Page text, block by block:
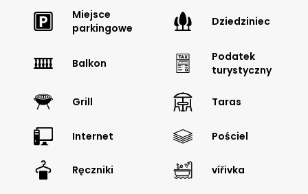
Miejsce
parkingowe
Dziedziniec
Balkon
Podatek
turystyczny
Grill Taras
Internet Pościel
Ręczniki vířivka